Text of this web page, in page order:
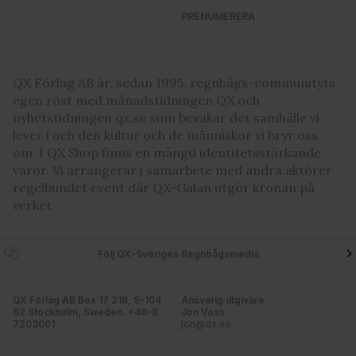
PRENUMERERA
QX Förlag AB är, sedan 1995, regnbågs-communityts
egen röst med månadstidningen QX och
nyhetstidningen qx.se som bevakar det samhälle vi
lever i och den kultur och de människor vi bryr oss
om. I QX Shop finns en mängd identitetsstärkande
varor. Vi arrangerar i samarbete med andra aktörer
regelbundet event där QX-Galan utgör kronan på
verket.
Följ QX-Sveriges Regnbågsmedia
QX Förlag AB Box 17 218, S-104
62 Stockholm, Sweden. +46-8
7203001
Ansvarig utgivare
Jon Voss
jon@qx.se